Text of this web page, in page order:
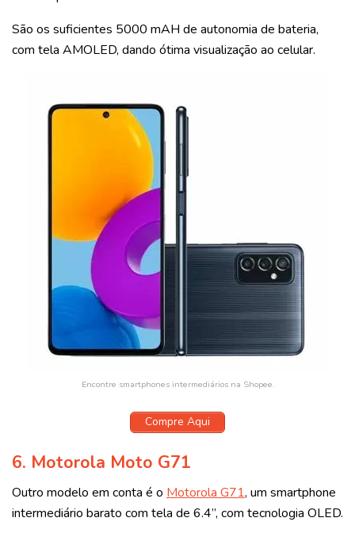
São os suficientes 5000 mAH de autonomia de bateria,
com tela AMOLED, dando ótima visualização ao celular.
Encontre smartphones intermediários na Shopee.
Compre Aqui
6. Motorola Moto G71
Outro modelo em conta é o Motorola G71, um smartphone
intermediário barato com tela de 6.4’’, com tecnologia OLED.